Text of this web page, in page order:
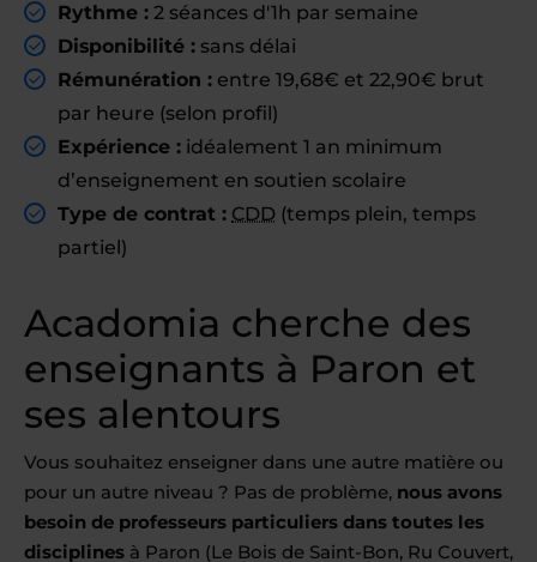
Rythme : 2 séances d'1h par semaine
Disponibilité : sans délai
Rémunération : entre 19,68€ et 22,90€ brut
par heure (selon profil)
Expérience : idéalement 1 an minimum
d’enseignement en soutien scolaire
Type de contrat : CDD (temps plein, temps
partiel)
Acadomia cherche des
enseignants à Paron et
ses alentours
Vous souhaitez enseigner dans une autre matière ou
pour un autre niveau ? Pas de problème, nous avons
besoin de professeurs particuliers dans toutes les
disciplines à Paron (Le Bois de Saint-Bon, Ru Couvert,